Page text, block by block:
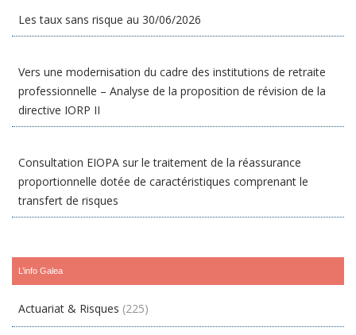
Les taux sans risque au 30/06/2026
Vers une modernisation du cadre des institutions de retraite
professionnelle – Analyse de la proposition de révision de la
directive IORP II
Consultation EIOPA sur le traitement de la réassurance
proportionnelle dotée de caractéristiques comprenant le
transfert de risques
L’info Galea
Actuariat & Risques (225)